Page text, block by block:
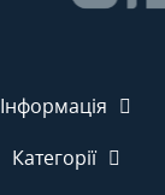
Інформація
Категорії